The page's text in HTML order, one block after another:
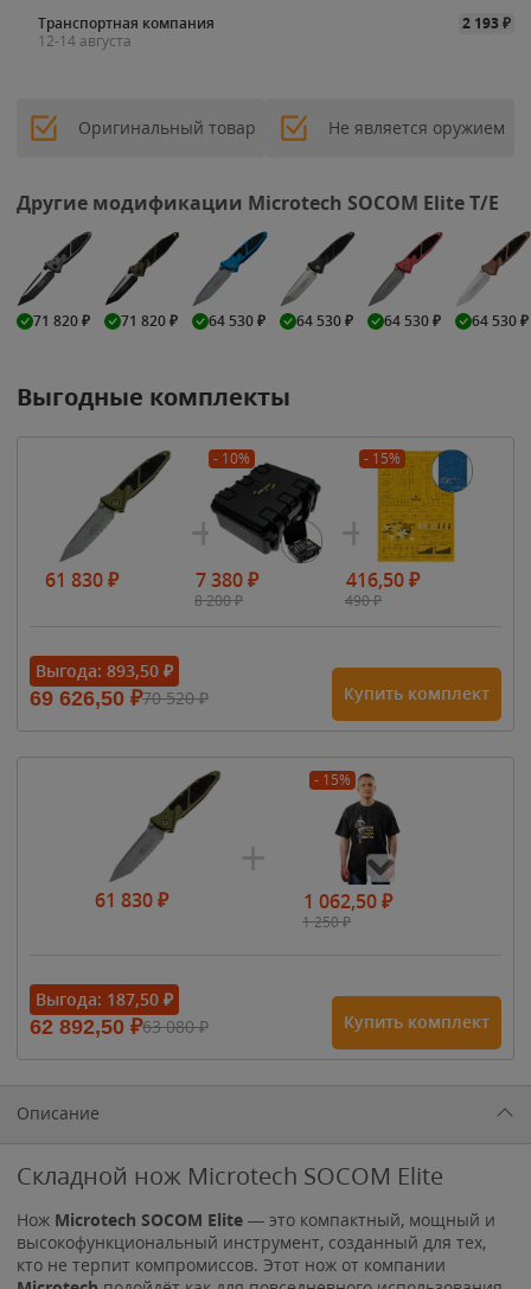
Транспортная компания
2 193₽
12-14 августа
Оригинальный товар Не является оружием
Другие модификации Microtech SOCOM Elite T/E
71 820₽ 71 820₽ 64 530₽ 64 530₽ 64 530₽ 64 530₽
Выгодные комплекты
61 830₽
- 10%
7 380₽
8 200₽
- 15%
416,50₽
490₽
Выгода: 893,50 ₽
69 626,50 ₽70 520₽ Купить комплект
61 830₽
- 15%
1 062,50₽
1 250₽
1 615₽
1 900₽1 900₽
Выгода: 187,50 ₽
62 892,50 ₽63 080₽ Купить комплект
Описание
Складной нож Microtech SOCOM Elite
Нож Microtech SOCOM Elite — это компактный, мощный и
высокофункциональный инструмент, созданный для тех,
кто не терпит компромиссов. Этот нож от компании